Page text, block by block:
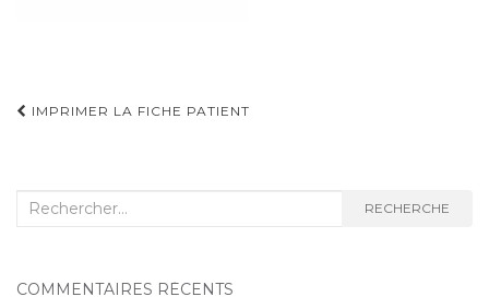
Navigation
IMPRIMER LA FICHE PATIENT
Recherche
RECHERCHE
COMMENTAIRES RÉCENTS